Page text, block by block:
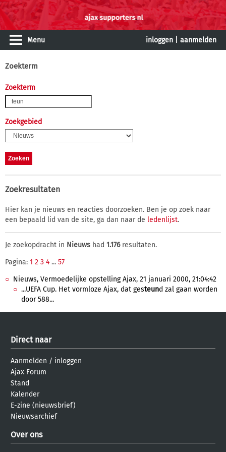
Menu inloggen aanmelden
Zoekterm
Zoekterm
Zoekgebied
Zoekresultaten
Hier kan je nieuws en reacties doorzoeken. Ben je op zoek naar
een bepaald lid van de site, ga dan naar de ledenlijst.
Je zoekopdracht in Nieuws had 1.176resultaten.
Pagina: 1 2 3 4 ... 57
Nieuws, Vermoedelijke opstelling Ajax, 21 januari 2000, 21:04:42
...UEFA Cup. Het vormloze Ajax, dat gesteund zal gaan worden
door 588...
Direct naar
Aanmelden / inloggen
Ajax Forum
Stand
Kalender
E-zine (nieuwsbrief)
Nieuwsarchief
Over ons